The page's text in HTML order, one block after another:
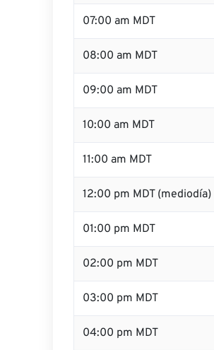
07:00 am MDT
08:00 am MDT
09:00 am MDT
10:00 am MDT
11:00 am MDT
12:00 pm MDT (mediodía)
01:00 pm MDT
02:00 pm MDT
03:00 pm MDT
04:00 pm MDT